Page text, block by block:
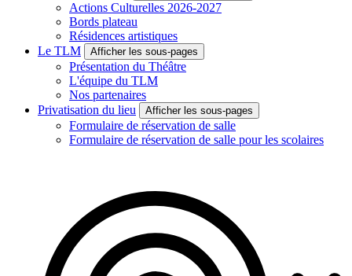
Actions Culturelles 2026-2027
Bords plateau
Résidences artistiques
Le TLM
Afficher les sous-pages
Présentation du Théâtre
L'équipe du TLM
Nos partenaires
Privatisation du lieu
Afficher les sous-pages
Formulaire de réservation de salle
Formulaire de réservation de salle pour les scolaires